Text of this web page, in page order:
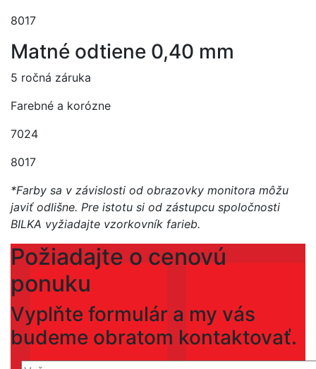
8017
Matné odtiene 0,40 mm
5 ročná záruka
Farebné a korózne
7024
8017
*Farby sa v závislosti od obrazovky monitora môžu
javiť odlišne. Pre istotu si od zástupcu spoločnosti
BILKA vyžiadajte vzorkovník farieb.
Požiadajte o cenovú
ponuku
Vyplňte formulár a my vás
budeme obratom kontaktovať.